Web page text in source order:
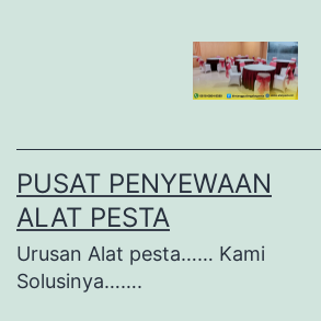
PUSAT PENYEWAAN
ALAT PESTA
Urusan Alat pesta…… Kami
Solusinya…….